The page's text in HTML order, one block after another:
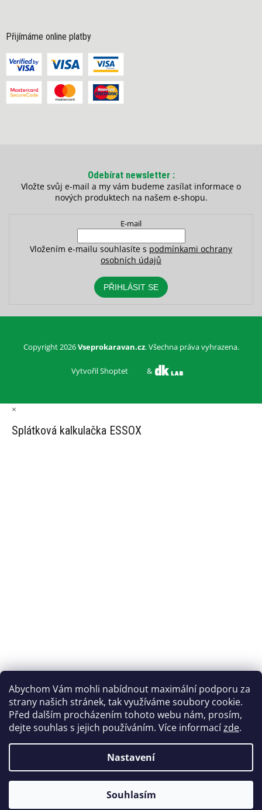
Abychom Vám mohli nabídnout maximální podporu za
strany našich stránek, tak využíváme soubory cookie.
Před dalším procházením tohoto webu nám, prosím,
dejte souhlas s jejich používáním. Více informacízde.
Nastavení
Souhlasím
Přijímáme online platby
Odebírat newsletter
Vložte svůj e-mail a my vám budeme zasílat informace o
nových produktech na našem e-shopu.
E-mail
Vložením e-mailu souhlasíte s podmínkami ochrany
osobních údajů
PŘIHLÁSIT SE
Vytvořil Shoptet &
Copyright 2026Vseprokaravan.cz. Všechna práva vyhrazena.
×
Splátková kalkulačka ESSOX